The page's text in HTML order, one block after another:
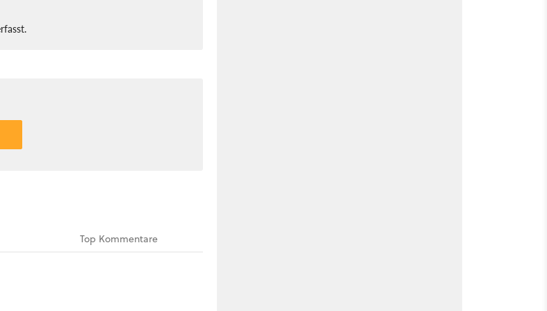
Top Kommentare